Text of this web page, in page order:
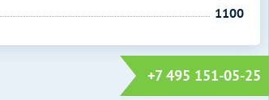
1100
+7 495 151-05-25